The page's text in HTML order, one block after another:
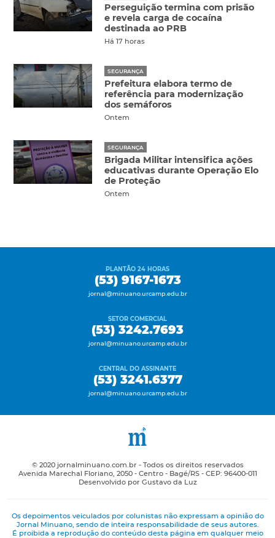
Perseguição termina com prisão
e revela carga de cocaína
destinada ao PRB
Há 17 horas
SEGURANÇA
Prefeitura elabora termo de
referência para modernização
dos semáforos
Ontem
SEGURANÇA
Brigada Militar intensifica ações
educativas durante Operação Elo
de Proteção
Ontem
PLANTÃO 24 HORAS
(53) 9167-1673
jornal@minuano.urcamp.edu.br
SETOR COMERCIAL
(53) 3242.7693
jornal@minuano.urcamp.edu.br
CENTRAL DO ASSINANTE
(53) 3241.6377
jornal@minuano.urcamp.edu.br
© 2020 jornalminuano.com.br - Todos os direitos reservados
Avenida Marechal Floriano, 2050 - Centro - Bagé/RS - CEP: 96400-011
Desenvolvido por Gustavo da Luz
Os depoimentos veiculados por colunistas não expressam a opinião do
Jornal Minuano, sendo de inteira responsabilidade de seus autores.
É proibida a reprodução do conteúdo desta página em qualquer meio